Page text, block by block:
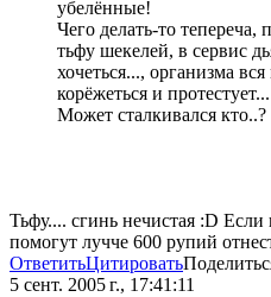
убелённые!
Чего делать-то тепереча,
тьфу шекелей, в сервис
хочеться..., организма
корёжеться и протестует...
Может сталкивался кто..?
Тьфу.... сгинь нечистая :D
помогут лучче 600 рупий
ОтветитьЦитировать
5 сент. 2005 г., 17:41:11